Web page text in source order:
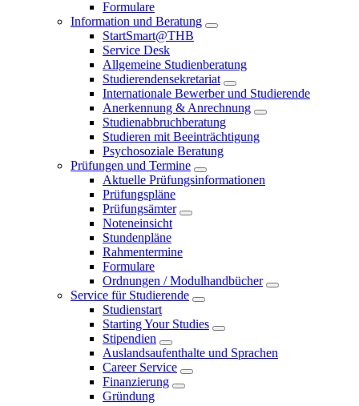
Formulare
Information und Beratung
StartSmart@THB
Service Desk
Allgemeine Studienberatung
Studierendensekretariat
Internationale Bewerber und Studierende
Anerkennung & Anrechnung
Studienabbruchberatung
Studieren mit Beeinträchtigung
Psychosoziale Beratung
Prüfungen und Termine
Aktuelle Prüfungsinformationen
Prüfungspläne
Prüfungsämter
Noteneinsicht
Stundenpläne
Rahmentermine
Formulare
Ordnungen / Modulhandbücher
Service für Studierende
Studienstart
Starting Your Studies
Stipendien
Auslandsaufenthalte und Sprachen
Career Service
Finanzierung
Gründung